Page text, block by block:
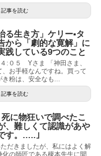
記事を読む
る生き方」ケリー▪タ
ら「劇的な寛解」に
践している9つのこと
:０５ Yさま 「神田さま、
、お手軽なんですね。買って
粉は、安全なも...
記事を読む
に物狂いで調べたこ
、難しくて認識があや
す。…..｣
だきましたが、私にはよく解
化の師匠である榎本先生に聞